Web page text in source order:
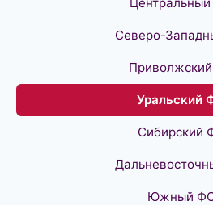
Северо-
Уральский
Сибирский
Южный